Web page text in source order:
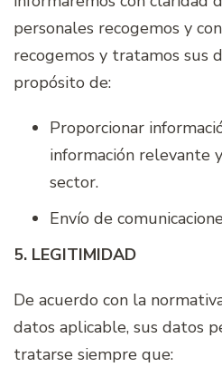
personales recogemos y
recogemos y tratamos sus
propósito de:
Proporcionar
información relevante
sector.
Envío de
5. LEGITIMIDAD
De acuerdo con la
datos aplicable, sus datos
tratarse siempre que: